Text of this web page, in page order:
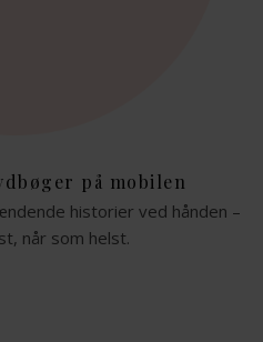
på mobilen
historier ved hånden –
når som helst.